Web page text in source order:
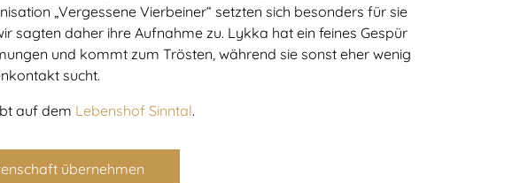
„Vergessene Vierbeiner“ setzten sich besonders für sie
sagten daher ihre Aufnahme zu. Lykka hat ein feines Gespür
und kommt zum Trösten, während sie sonst eher wenig
sucht.
auf dem Lebenshof Sinntal.
übernehmen